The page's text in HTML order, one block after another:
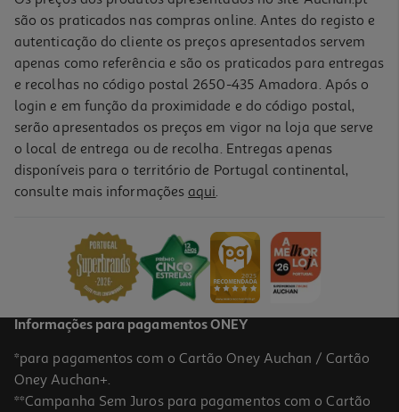
-23%
Toalha Praia Estampada Actuel 350g 90x160cm Modelos Sortidos
Price reduced from
10,00 €
são os praticados nas compras online. Antes do registo e
autenticação do cliente os preços apresentados servem
apenas como referência e são os praticados para entregas
e recolhas no código postal 2650-435 Amadora. Após o
login e em função da proximidade e do código postal,
serão apresentados os preços em vigor na loja que serve
o local de entrega ou de recolha. Entregas apenas
disponíveis para o território de Portugal continental,
consulte mais informações aqui.
Informações para pagamentos ONEY
*para pagamentos com o Cartão Oney Auchan / Cartão
Oney Auchan+.
**Campanha Sem Juros para pagamentos com o Cartão